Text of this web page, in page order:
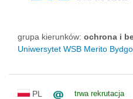
grupa kierunków: ochrona i
Uniwersytet WSB Merito
PL trwa rekrutacja